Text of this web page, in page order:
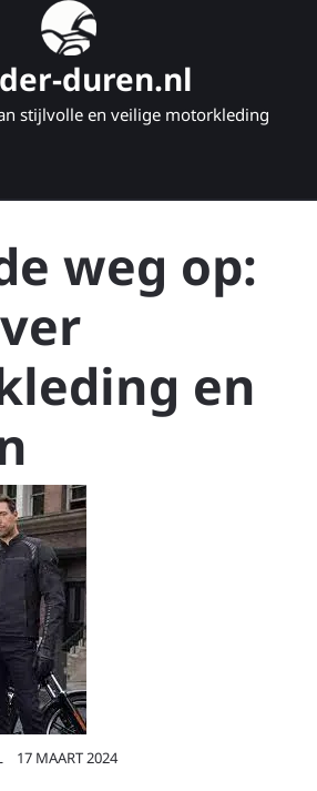
duren.nl
stijlvolle en veilige motorkleding
weg op:
en
17 MAART 2024